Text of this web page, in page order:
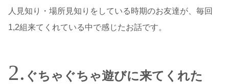
人見知り・場所見知りをしている時期のお友達が、毎回
1,2組来てくれている中で感じたお話です。
ぐちゃぐちゃ遊びに来てくれた